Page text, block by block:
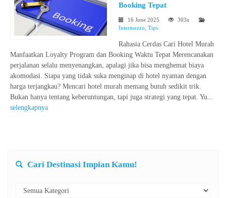
Booking Tepat
16 June 2025
303x
Intermezzo Tips
Rahasia Cerdas Cari Hotel Murah
Manfaatkan Loyalty Program dan Booking Waktu Tepat Merencanakan
perjalanan selalu menyenangkan, apalagi jika bisa menghemat biaya
akomodasi. Siapa yang tidak suka menginap di hotel nyaman dengan
harga terjangkau? Mencari hotel murah memang butuh sedikit trik.
Bukan hanya tentang keberuntungan, tapi juga strategi yang tepat. Yu...
selengkapnya
Cari Destinasi Impian Kamu!